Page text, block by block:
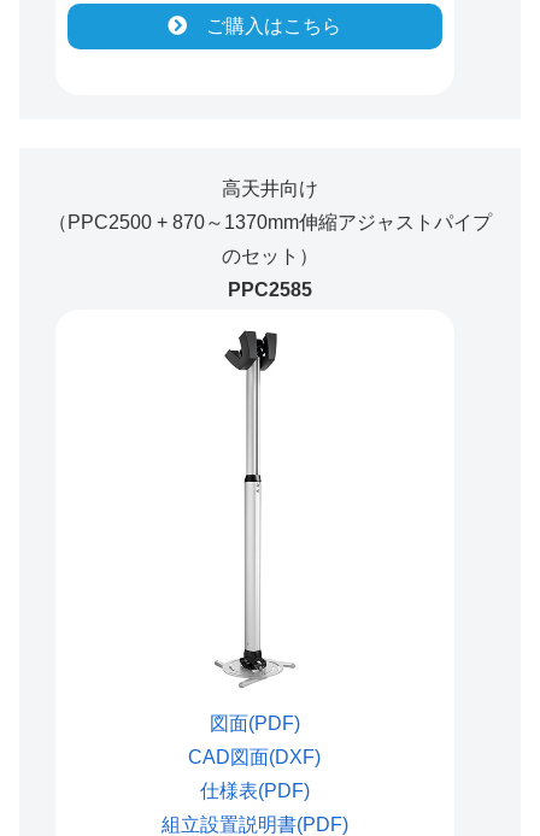
ご購入はこちら
高天井向け
（PPC2500 + 870～1370mm伸縮アジャストパイプ
のセット）
PPC2585
図面(PDF)
CAD図面(DXF)
仕様表(PDF)
組立設置説明書(PDF)